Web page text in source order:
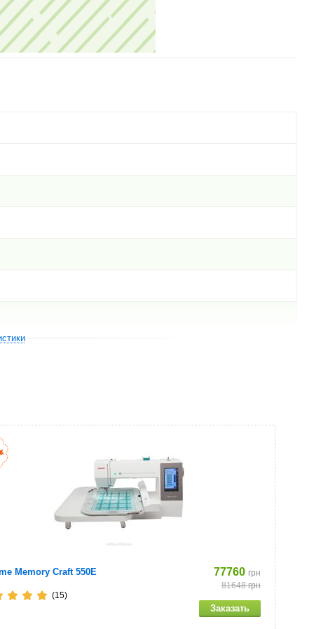
Memory Craft 550E 77760 грн
81648грн
(15)